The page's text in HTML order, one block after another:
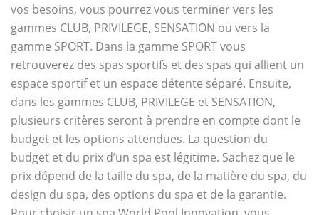
vos besoins, vous pourrez vous terminer vers les
gammes CLUB, PRIVILEGE, SENSATION ou vers la
gamme SPORT. Dans la gamme SPORT vous
retrouverez des spas sportifs et des spas qui allient un
espace sportif et un espace détente séparé. Ensuite,
dans les gammes CLUB, PRIVILEGE et SENSATION,
plusieurs critères seront à prendre en compte dont le
budget et les options attendues. La question du
budget et du prix d’un spa est légitime. Sachez que le
prix dépend de la taille du spa, de la matière du spa, du
design du spa, des options du spa et de la garantie.